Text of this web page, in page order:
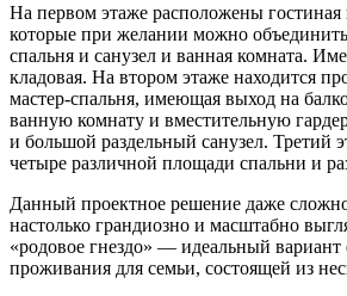
На первом этаже расположены гостиная
которые при желании можно
спальня и санузел и ванная комната.
кладовая. На втором этаже находится
мастер-спальня, имеющая выход на
ванную комнату и вместительную
и большой раздельный санузел. Третий
четыре различной площади спальни и
Данный проектное решение даже
настолько грандиозно и масштабно
«родовое гнездо» — идеальный вариант
проживания для семьи, состоящей из